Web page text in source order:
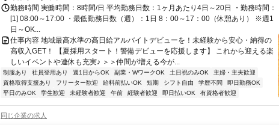
勤務時間 実働時間：8時間/日 平均勤務日数：1ヶ月あたり4日～20日 ・勤務時間：
[1] 08:00～17:00 ・最低勤務日数（週）：1日 8：00～17：00（休憩あり） ※週1
日～OK...
仕事内容 地域最高水準の高日給アルバイトデビューを！未経験から安心・納得の
高収入GET！ 【夏採用スタート！警備デビューを応援します】 これから迎える楽
しいイベントや連休も充実♪ ＞＞仲間が増える今が...
制服あり 社員登用あり 週1日からOK 副業・WワークOK 土日祝のみOK
主婦・主夫歓迎
資格取得支援あり
フリーター歓迎 給料前払いOK 短期 シフト自由 学歴不問
即日勤務OK
平日のみOK
学生歓迎 未経験者歓迎 午前 経験者歓迎 即日払いOK 有資格者歓迎
同じ企業の求人